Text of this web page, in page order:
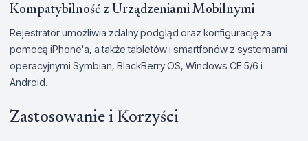
Kompatybilność z Urządzeniami Mobilnymi
Rejestrator umożliwia zdalny podgląd oraz konfigurację za
pomocą iPhone'a, a także tabletów i smartfonów z systemami
operacyjnymi Symbian, BlackBerry OS, Windows CE 5/6 i
Android.
Zastosowanie i Korzyści